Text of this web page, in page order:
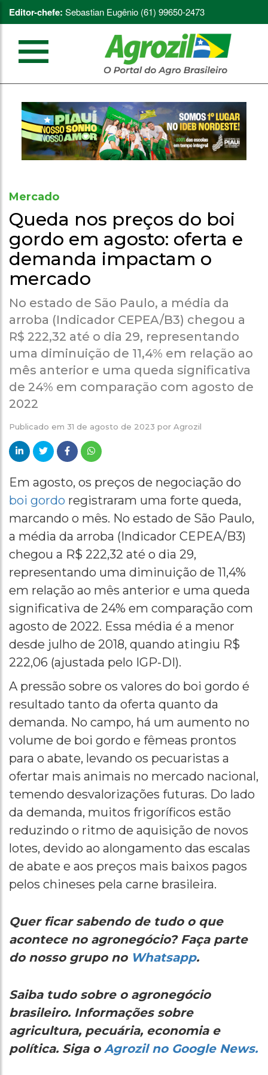
Editor-chefe: Sebastian Eugênio (61) 99650-2473
Mercado
Queda nos preços do boi
gordo em agosto: oferta e
demanda impactam o
mercado
No estado de São Paulo, a média da
arroba (Indicador CEPEA/B3) chegou a
R$ 222,32 até o dia 29, representando
uma diminuição de 11,4% em relação ao
mês anterior e uma queda significativa
de 24% em comparação com agosto de
2022
Publicado em 31 de agosto de 2023 por Agrozil
Em agosto, os preços de negociação do
boi gordo registraram uma forte queda,
marcando o mês. No estado de São Paulo,
a média da arroba (Indicador CEPEA/B3)
chegou a R$ 222,32 até o dia 29,
representando uma diminuição de 11,4%
em relação ao mês anterior e uma queda
significativa de 24% em comparação com
agosto de 2022. Essa média é a menor
desde julho de 2018, quando atingiu R$
222,06 (ajustada pelo IGP-DI).
A pressão sobre os valores do boi gordo é
resultado tanto da oferta quanto da
demanda. No campo, há um aumento no
volume de boi gordo e fêmeas prontos
para o abate, levando os pecuaristas a
ofertar mais animais no mercado nacional,
temendo desvalorizações futuras. Do lado
da demanda, muitos frigoríficos estão
reduzindo o ritmo de aquisição de novos
lotes, devido ao alongamento das escalas
de abate e aos preços mais baixos pagos
pelos chineses pela carne brasileira.
Quer ficar sabendo de tudo o que
acontece no agronegócio? Faça parte
do nosso grupo no Whatsapp.
Saiba tudo sobre o agronegócio
brasileiro. Informações sobre
agricultura, pecuária, economia e
política. Siga o Agrozil no Google News.